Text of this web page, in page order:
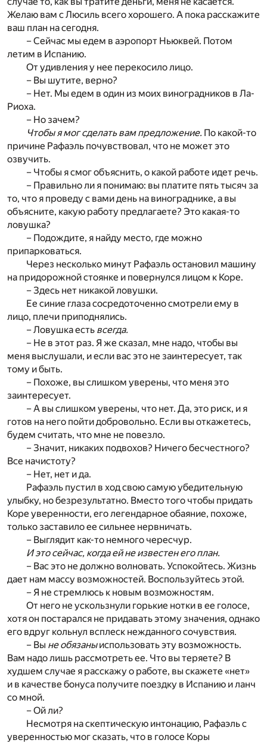
Желаю вам с Люсиль всего хорошего. А пока расскажите
ваш план на сегодня.
– Сейчас мы едем в аэропорт Ньюквей. Потом
летим в Испанию.
От удивления у нее перекосило лицо.
– Вы шутите, верно?
– Нет. Мы едем в один из моих виноградников в Ла-
Риоха.
– Но зачем?
Чтобы я мог сделать вам предложение. По какой-то
причине Рафаэль почувствовал, что не может это
озвучить.
– Чтобы я смог объяснить, о какой работе идет речь.
– Правильно ли я понимаю: вы платите пять тысяч за
то, что я проведу с вами день на винограднике, а вы
объясните, какую работу предлагаете? Это какая-то
ловушка?
– Подождите, я найду место, где можно
припарковаться.
Через несколько минут Рафаэль остановил машину
на придорожной стоянке и повернулся лицом к Коре.
– Здесь нет никакой ловушки.
Ее синие глаза сосредоточенно смотрели ему в
лицо, плечи приподнялись.
– Ловушка есть всегда.
– Не в этот раз. Я же сказал, мне надо, чтобы вы
меня выслушали, и если вас это не заинтересует, так
тому и быть.
– Похоже, вы слишком уверены, что меня это
заинтересует.
– А вы слишком уверены, что нет. Да, это риск, и я
готов на него пойти добровольно. Если вы откажетесь,
будем считать, что мне не повезло.
– Значит, никаких подвохов? Ничего бесчестного?
Все начистоту?
– Нет, нет и да.
Рафаэль пустил в ход свою самую убедительную
улыбку, но безрезультатно. Вместо того чтобы придать
Коре уверенности, его легендарное обаяние, похоже,
только заставило ее сильнее нервничать.
– Выглядит как-то немного чересчур.
И это сейчас, когда ей не известен его план.
– Вас это не должно волновать. Успокойтесь. Жизнь
дает нам массу возможностей. Воспользуйтесь этой.
– Я не стремлюсь к новым возможностям.
От него не ускользнули горькие нотки в ее голосе,
хотя он постарался не придавать этому значения, однако
его вдруг кольнул всплеск нежданного сочувствия.
– Вы не обязаныиспользовать эту возможность.
Вам надо лишь рассмотреть ее. Что вы теряете? В
худшем случае я расскажу о работе, вы скажете «нет»
и в качестве бонуса получите поездку в Испанию и ланч
со мной.
– Ой ли?
Несмотря на скептическую интонацию, Рафаэль с
уверенностью мог сказать, что в голосе Коры